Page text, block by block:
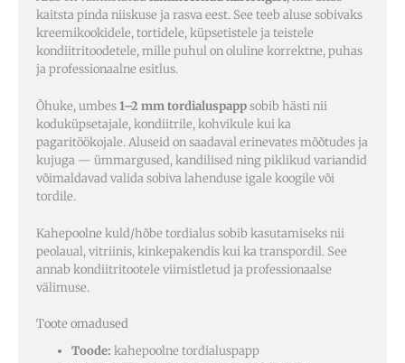
kaitsta pinda niiskuse ja rasva eest. See teeb aluse sobivaks
kreemikookidele, tortidele, küpsetistele ja teistele
kondiitritoodetele, mille puhul on oluline korrektne, puhas
ja professionaalne esitlus.
Õhuke, umbes1–2 mm tordialuspappsobib hästi nii
koduküpsetajale, kondiitrile, kohvikule kui ka
pagaritöökojale. Aluseid on saadaval erinevates mõõtudes ja
kujuga — ümmargused, kandilised ning piklikud variandid
võimaldavad valida sobiva lahenduse igale koogile või
tordile.
Kahepoolne kuld/hõbe tordialus sobib kasutamiseks nii
peolaual, vitriinis, kinkepakendis kui ka transpordil. See
annab kondiitritootele viimistletud ja professionaalse
välimuse.
Toote omadused
Toode: kahepoolne tordialuspapp